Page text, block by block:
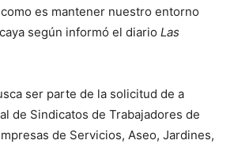
es mantener nuestro entorno
según informó el diario Las
ser parte de la solicitud de a
de Sindicatos de Trabajadores de
de Servicios, Aseo, Jardines,